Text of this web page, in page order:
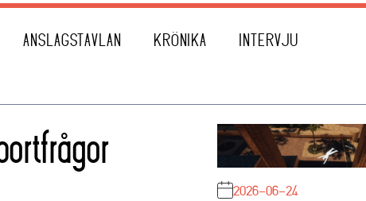
ANSLAGSTAVLAN KRÖNIKA INTERVJU
2026-06-24